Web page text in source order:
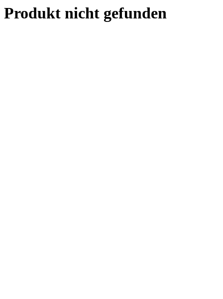
Produkt nicht gefunden